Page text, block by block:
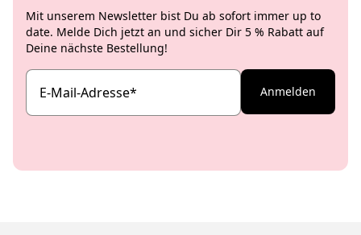
Mit unserem Newsletter bist Du ab sofort immer up to
date. Melde Dich jetzt an und sicher Dir 5 % Rabatt auf
Deine nächste Bestellung!
E-Mail-Adresse* Anmelden